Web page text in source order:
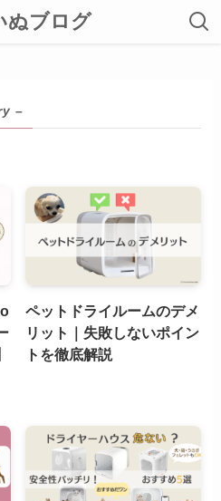
ぬブログ
–
ペットドライルームのデメ
リット｜失敗しないポイン
トを徹底解説